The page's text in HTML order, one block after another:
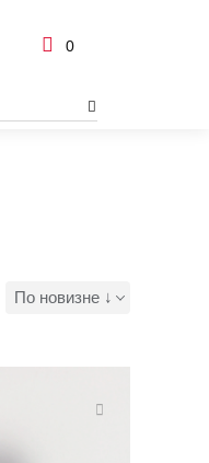
0
По новизне ↓